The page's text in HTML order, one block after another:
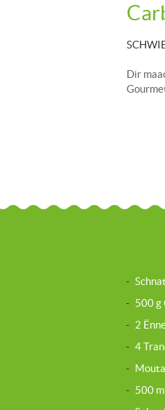
Dir
-
- 500 g
- 2
- 4
-
- 500